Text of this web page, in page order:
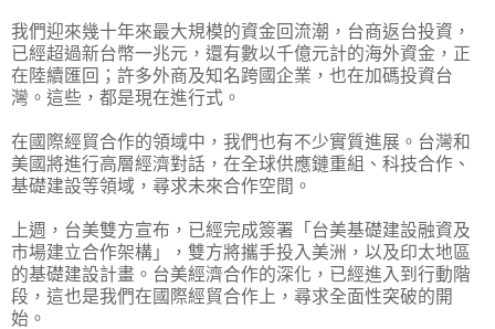
我們迎來幾十年來最大規模的資金回流潮，台商返台投資，
已經超過新台幣一兆元，還有數以千億元計的海外資金，正
在陸續匯回；許多外商及知名跨國企業，也在加碼投資台
灣。這些，都是現在進行式。
在國際經貿合作的領域中，我們也有不少實質進展。台灣和
美國將進行高層經濟對話，在全球供應鏈重組、科技合作、
基礎建設等領域，尋求未來合作空間。
上週，台美雙方宣布，已經完成簽署「台美基礎建設融資及
市場建立合作架構」，雙方將攜手投入美洲，以及印太地區
的基礎建設計畫。台美經濟合作的深化，已經進入到行動階
段，這也是我們在國際經貿合作上，尋求全面性突破的開
始。